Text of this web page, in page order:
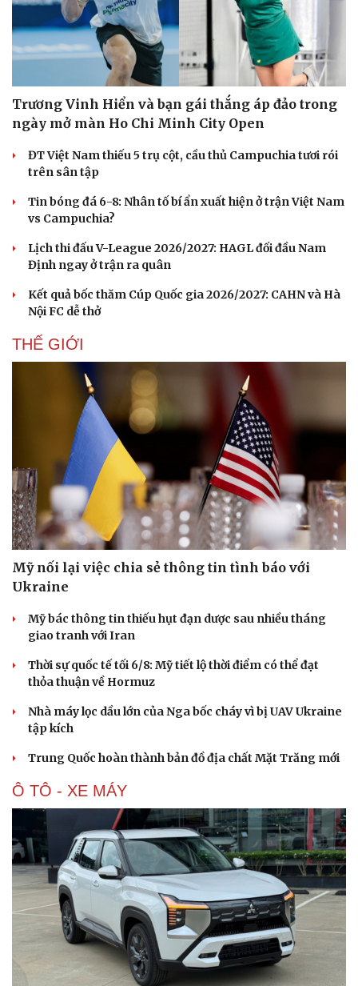
Du lịch
Tư vấn
Săn Tour
Câu chuyện thời sự
Kể chuyện cho bé
Trương Vinh Hiển và bạn gái thắng áp đảo trong
ngày mở màn Ho Chi Minh City Open
ĐT Việt Nam thiếu 5 trụ cột, cầu thủ Campuchia tươi rói
trên sân tập
Tin bóng đá 6-8: Nhân tố bí ẩn xuất hiện ở trận Việt Nam
vs Campuchia?
Lịch thi đấu V-League 2026/2027: HAGL đối đầu Nam
Định ngay ở trận ra quân
Kết quả bốc thăm Cúp Quốc gia 2026/2027: CAHN và Hà
Nội FC dễ thở
THẾ GIỚI
Mỹ nối lại việc chia sẻ thông tin tình báo với
Ukraine
Mỹ bác thông tin thiếu hụt đạn dược sau nhiều tháng
giao tranh với Iran
Thời sự quốc tế tối 6/8: Mỹ tiết lộ thời điểm có thể đạt
thỏa thuận về Hormuz
Nhà máy lọc dầu lớn của Nga bốc cháy vì bị UAV Ukraine
tập kích
Trung Quốc hoàn thành bản đồ địa chất Mặt Trăng mới
Ô TÔ - XE MÁY